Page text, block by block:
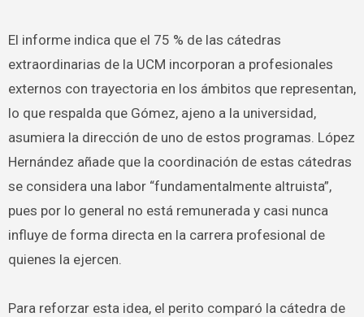
El informe indica que el 75 % de las cátedras
extraordinarias de la UCM incorporan a profesionales
externos con trayectoria en los ámbitos que representan,
lo que respalda que Gómez, ajeno a la universidad,
asumiera la dirección de uno de estos programas. López
Hernández añade que la coordinación de estas cátedras
se considera una labor “fundamentalmente altruista”,
pues por lo general no está remunerada y casi nunca
influye de forma directa en la carrera profesional de
quienes la ejercen.
Para reforzar esta idea, el perito comparó la cátedra de